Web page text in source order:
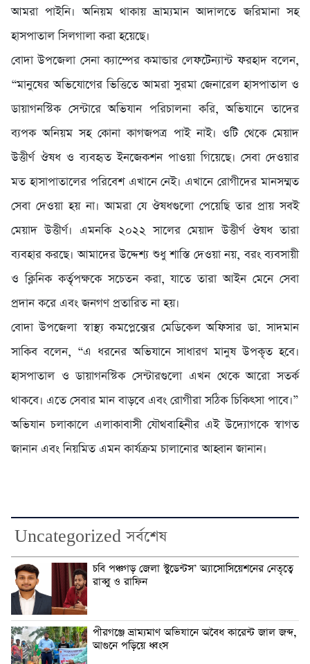
আমরা পাইনি। অনিয়ম থাকায় ভ্রাম্যমান আদালতে জরিমানা সহ
হাসপাতাল সিলগালা করা হয়েছে।
বোদা উপজেলা সেনা ক্যাম্পের কমান্ডার লেফটেন্যান্ট ফরহাদ বলেন,
“মানুষের অভিযোগের ভিত্তিতে আমরা সুরমা জেনারেল হাসপাতাল ও
ডায়াগনস্টিক সেন্টারে অভিযান পরিচালনা করি, অভিযানে তাদের
ব্যপক অনিয়ম সহ কোনা কাগজপত্র পাই নাই। ওটি থেকে মেয়াদ
উত্তীর্ণ ঔষধ ও ব্যবহৃত ইনজেকশন পাওয়া গিয়েছে। সেবা দেওয়ার
মত হাসাপাতালের পরিবেশ এখানে নেই। এখানে রোগীদের মানসম্মত
সেবা দেওয়া হয় না। আমরা যে ঔষধগুলো পেয়েছি তার প্রায় সবই
মেয়াদ উত্তীর্ণ। এমনকি ২০২২ সালের মেয়াদ উত্তীর্ণ ঔষধ তারা
ব্যবহার করছে। আমাদের উদ্দেশ্য শুধু শাস্তি দেওয়া নয়, বরং ব্যবসায়ী
ও ক্লিনিক কর্তৃপক্ষকে সচেতন করা, যাতে তারা আইন মেনে সেবা
প্রদান করে এবং জনগণ প্রতারিত না হয়।
বোদা উপজেলা স্বাস্থ্য কমপ্লেক্সের মেডিকেল অফিসার ডা. সাদমান
সাকিব বলেন, “এ ধরনের অভিযানে সাধারণ মানুষ উপকৃত হবে।
হাসপাতাল ও ডায়াগনস্টিক সেন্টারগুলো এখন থেকে আরো সতর্ক
থাকবে। এতে সেবার মান বাড়বে এবং রোগীরা সঠিক চিকিৎসা পাবে।”
অভিযান চলাকালে এলাকাবাসী যৌথবাহিনীর এই উদ্যোগকে স্বাগত
জানান এবং নিয়মিত এমন কার্যক্রম চালানোর আহ্বান জানান।
Uncategorized সর্বশেষ
চবি পঞ্চগড় জেলা স্টুডেন্টস’ অ্যাসোসিয়েশনের নেতৃত্বে
রাব্বু ও রাফিন
পীরগঞ্জে ভ্রাম্যমাণ অভিযানে অবৈধ কারেন্ট জাল জব্দ,
আগুনে পড়িয়ে ধ্বংস